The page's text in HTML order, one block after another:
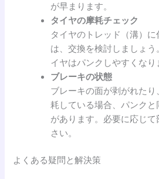
が早まります。
タイヤの摩耗チェック
タイヤのトレッド（溝）
は、交換を検討しましょ
イヤはパンクしやすくなり
ブレーキの状態
ブレーキの面が剥がれた
耗している場合、パンク
があります。必要に応じ
さい。
よくある疑問と解決策